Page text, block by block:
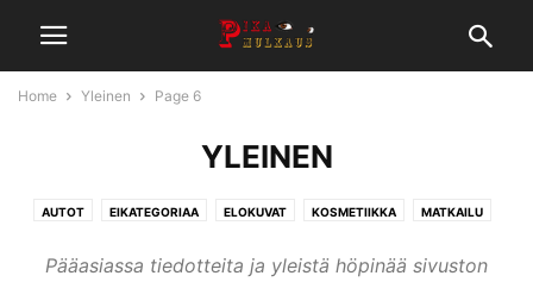
Home Yleinen Page 6
YLEINEN
AUTOT EIKATEGORIAA ELOKUVAT KOSMETIIKKA MATKAILU
ROAD TRIP RUOKA TEKNIIKKA URHEILU UUTISET VLOG
Pääasiassa tiedotteita ja yleistä höpinää sivuston